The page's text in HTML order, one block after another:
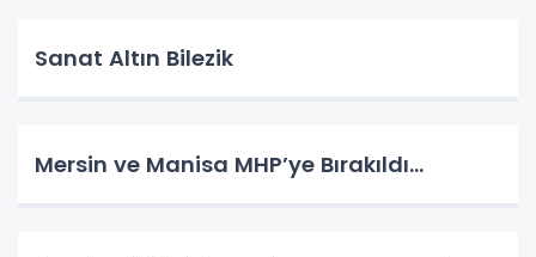
Sanat Altın Bilezik
Mersin ve Manisa MHP’ye Bırakıldı…